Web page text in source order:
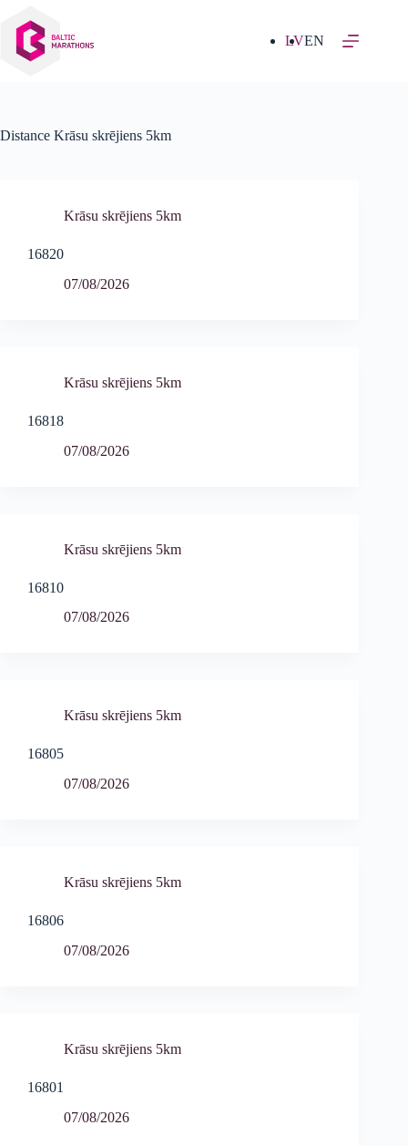
saturu
LVEN
Distance Krāsu skrējiens 5km
Krāsu skrējiens 5km
16820
07/08/2026
Krāsu skrējiens 5km
16818
07/08/2026
Krāsu skrējiens 5km
16810
07/08/2026
Krāsu skrējiens 5km
16805
07/08/2026
Krāsu skrējiens 5km
16806
07/08/2026
Krāsu skrējiens 5km
16801
07/08/2026